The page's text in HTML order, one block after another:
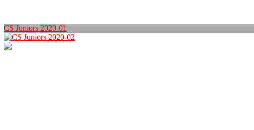
CS Juniors 2020-01